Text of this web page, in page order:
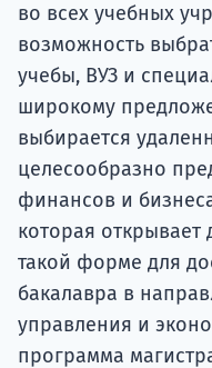
во всех учебных
возможность
учебы, ВУЗ и
широкому
выбирается
целесообразно
финансов и
которая открывает
такой форме для
бакалавра в
управления и
программа